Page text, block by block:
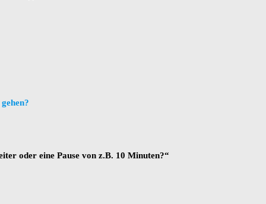
oder eine Pause von z.B. 10 Minuten?“